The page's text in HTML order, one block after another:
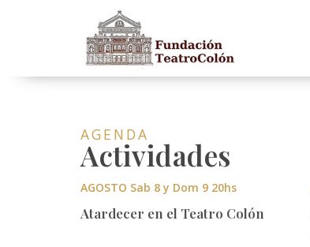
AGENDA
Actividades
AGOSTO Sab 8 y Dom 9 20hs
Atardecer en el Teatro Colón